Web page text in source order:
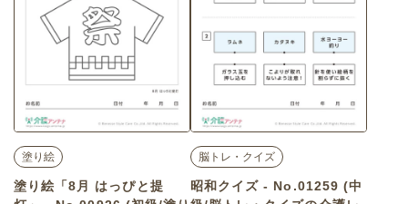
塗り絵
塗り絵「8月 はっぴと提
脳トレ・クイズ
昭和クイズ - No.01259 (中